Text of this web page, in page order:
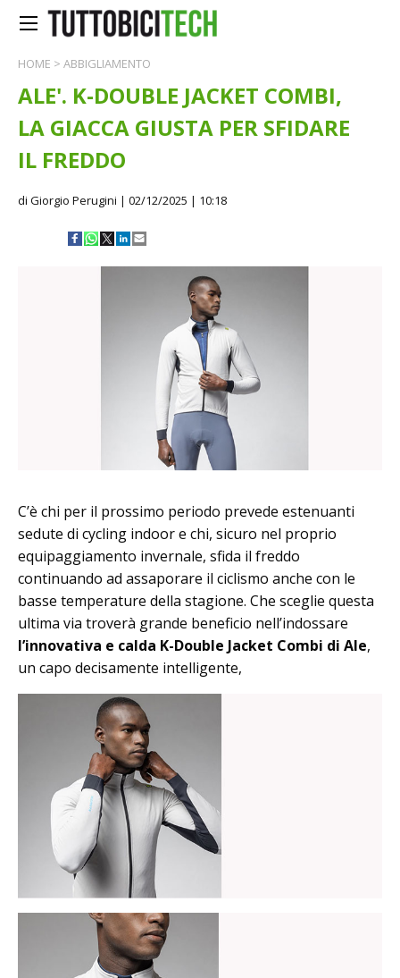
HOME > ABBIGLIAMENTO
ALE'. K-DOUBLE JACKET COMBI,
LA GIACCA GIUSTA PER SFIDARE
IL FREDDO
di Giorgio Perugini | 02/12/2025 | 10:18
C’è chi per il prossimo periodo prevede estenuanti
sedute di cycling indoor e chi, sicuro nel proprio
equipaggiamento invernale, sfida il freddo
continuando ad assaporare il ciclismo anche con le
basse temperature della stagione. Che sceglie questa
ultima via troverà grande beneficio nell’indossare
l’innovativa e calda K-Double Jacket Combi di Ale,
un capo decisamente intelligente,